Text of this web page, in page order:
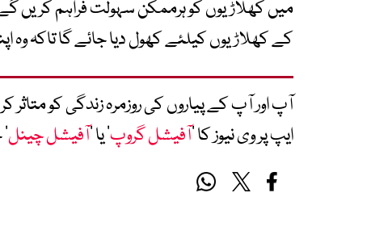
میں کھلاڑیوں کو ہرممکن سہولت فراہم کریں
کے کھلاڑیوں کیلئے کھول دیا جائے گا تاکہ وہ
آپ اور آپ کے پیاروں کی روزمرہ زندگی کو
ایپ پر وی نیوز کا ’آفیشل گروپ‘ یا ’آفیشل چینل